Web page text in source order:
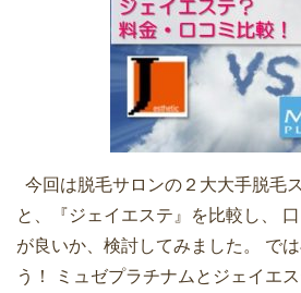
今回は脱毛サロンの２大大手脱毛
と、『ジェイエステ』を比較し、
が良いか、検討してみました。 で
う！ ミュゼプラチナムとジェイエ